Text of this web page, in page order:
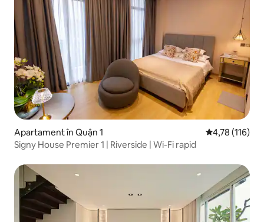
Apartament în Quận 1 Scor mediu
4,78 (116)
Signy House Premier 1 | Riverside | Wi-Fi rapid